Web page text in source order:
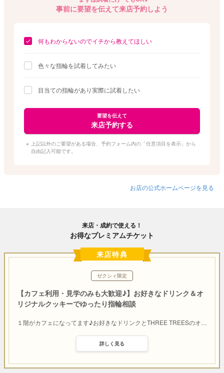
事前に要望を伝えて来店予約しよう
何もわからないのでイチから教えてほしい
色々な指輪を試着してみたい
目当ての指輪があり実際に試着したい
要望を伝えて
来店予約する
上記以外のご要望がある場合、予約フォーム内の「任意項目を表示」から
自由記入可能です。
お店の公式ホームページを見る
来店・成約で使える！
お得なプレミアムチケット
来店特典
ゼクシィ限定
【カフェ利用・見学のみも大歓迎♪】お好きなドリンク＆オ
リジナルクッキーでゆったり指輪相談
１階がカフェになってます♪お好きなドリンクとTHREE TREESのオ…
詳しく見る